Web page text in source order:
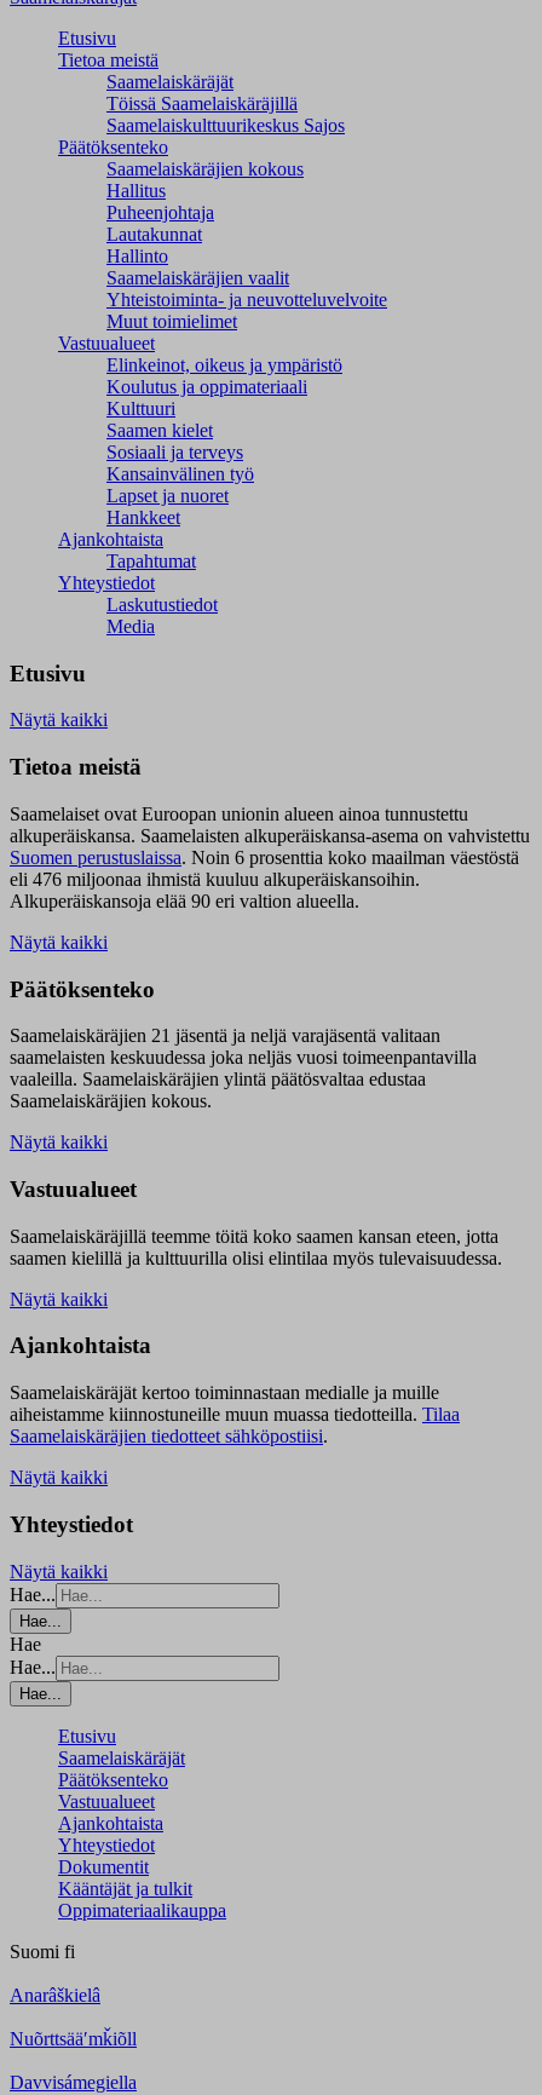
Etusivu
Tietoa meistä
Saamelaiskäräjät
Töissä Saamelaiskäräjillä
Saamelaiskulttuuri­keskus Sajos
Päätöksenteko
Saamelaiskäräjien kokous
Hallitus
Puheenjohtaja
Lautakunnat
Hallinto
Saamelaiskäräjien vaalit
Yhteistoiminta- ja neuvotteluvelvoite
Muut toimielimet
Vastuualueet
Elinkeinot, oikeus ja ympäristö
Koulutus ja oppimateriaali
Kulttuuri
Saamen kielet
Sosiaali ja terveys
Kansainvälinen työ
Lapset ja nuoret
Hankkeet
Ajankohtaista
Tapahtumat
Yhteystiedot
Laskutustiedot
Media
Etusivu
Näytä kaikki
Tietoa meistä
Saamelaiset ovat Euroopan unionin alueen ainoa tunnustettu
alkuperäiskansa. Saamelaisten alkuperäiskansa-asema on vahvistettu
Suomen perustuslaissa. Noin 6 prosenttia koko maailman väestöstä
eli 476 miljoonaa ihmistä kuuluu alkuperäiskansoihin.
Alkuperäiskansoja elää 90 eri valtion alueella.
Näytä kaikki
Päätöksenteko
Saamelaiskäräjien 21 jäsentä ja neljä varajäsentä valitaan
saamelaisten keskuudessa joka neljäs vuosi toimeenpantavilla
vaaleilla. Saamelaiskäräjien ylintä päätösvaltaa edustaa
Saamelaiskäräjien kokous.
Näytä kaikki
Vastuualueet
Saamelaiskäräjillä teemme töitä koko saamen kansan eteen, jotta
saamen kielillä ja kulttuurilla olisi elintilaa myös tulevaisuudessa.
Näytä kaikki
Ajankohtaista
Saamelaiskäräjät kertoo toiminnastaan medialle ja muille
aiheistamme kiinnostuneille muun muassa tiedotteilla. Tilaa
Saamelaiskäräjien tiedotteet sähköpostiisi.
Näytä kaikki
Yhteystiedot
Näytä kaikki
Hae...
Hae...
Hae
Hae...
Hae...
Etusivu
Saamelaiskäräjät
Päätöksenteko
Vastuualueet
Ajankohtaista
Yhteystiedot
Dokumentit
Kääntäjät ja tulkit
Oppimateriaalikauppa
Suomi fi
Anarâškielâ
Nuõrttsääʹmǩiõll
Davvisámegiella